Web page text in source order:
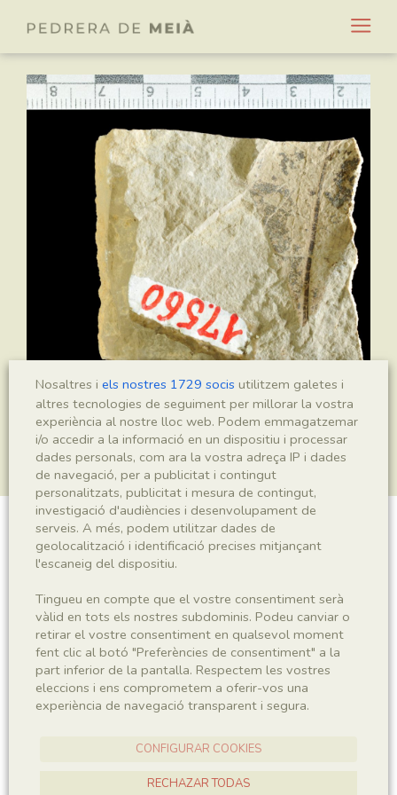
Plantae indet.
Sigla
MNHN 17560
Taxonomia
Nosaltres i els nostres 1729 socis utilitzem galetes i
altres tecnologies de seguiment per millorar la vostra
experiència al nostre lloc web. Podem emmagatzemar
i/o accedir a la informació en un dispositiu i processar
dades personals, com ara la vostra adreça IP i dades
de navegació, per a publicitat i contingut
personalitzats, publicitat i mesura de contingut,
investigació d'audiències i desenvolupament de
serveis. A més, podem utilitzar dades de
geolocalització i identificació precises mitjançant
l'escaneig del dispositiu.
Tingueu en compte que el vostre consentiment serà
vàlid en tots els nostres subdominis. Podeu canviar o
retirar el vostre consentiment en qualsevol moment
fent clic al botó "Preferències de consentiment" a la
part inferior de la pantalla. Respectem les vostres
eleccions i ens comprometem a oferir-vos una
experiència de navegació transparent i segura.
CONFIGURAR COOKIES
RECHAZAR TODAS